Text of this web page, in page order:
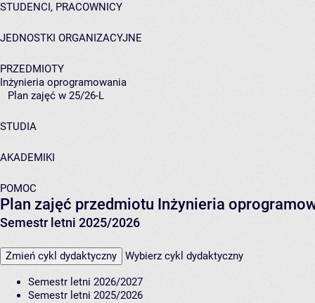
STUDENCI, PRACOWNICY
JEDNOSTKI ORGANIZACYJNE
PRZEDMIOTY
Inżynieria oprogramowania
Plan zajęć w 25/26-L
STUDIA
AKADEMIKI
POMOC
Plan zajęć przedmiotu Inżynieria
Semestr letni 2025/2026
Zmień cykl dydaktyczny Wybierz cykl dydaktyczny
Semestr letni 2026/2027
Semestr letni 2025/2026